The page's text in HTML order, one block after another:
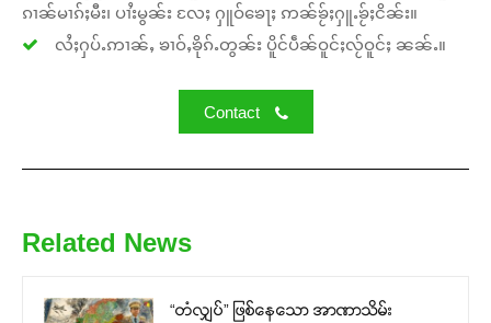
ၵၢၼ်မၢၵ်ႈမီး၊ ပၢႆးမွၼ်း လႄႈ ႁူဝ်ၶေႃႈ ဢၼ်ၶႂ်ႈႁူႉၶႂ်ႈငိၼ်း။
လႆႈႁပ်ႉဢၢၼ်ႇ ၶၢဝ်ႇၶိုၵ်ႉတွၼ်း ပိူင်ပဵၼ်ဝူင်ႈလႂ်ဝူင်ႈ ၼၼ်ႉ။
Contact
Related News
“တံလျှပ်” ဖြစ်နေသော အာဏာသိမ်း